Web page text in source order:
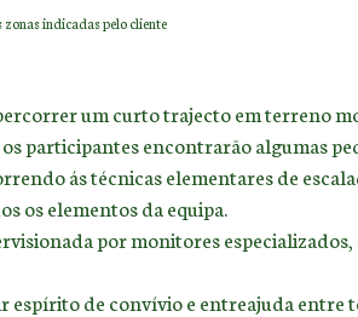
indicadas pelo cliente
um curto trajecto em terreno
participantes encontrarão algumas
ás técnicas elementares de
os elementos da equipa.
por monitores
de convívio e entreajuda entre